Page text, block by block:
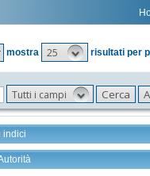
mostra
25 risultati per
Tutti i campi
indici